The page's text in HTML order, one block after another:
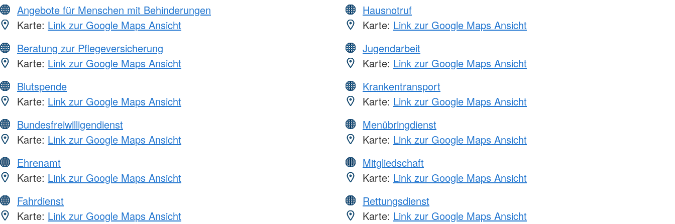
Angebote für Menschen mit Behinderungen
Karte: Link zur Google Maps Ansicht
Beratung zur Pflegeversicherung
Karte: Link zur Google Maps Ansicht
Blutspende
Karte: Link zur Google Maps Ansicht
Bundesfreiwilligendienst
Karte: Link zur Google Maps Ansicht
Ehrenamt
Karte: Link zur Google Maps Ansicht
Fahrdienst
Karte: Link zur Google Maps Ansicht
Hausnotruf
Karte: Link zur Google Maps Ansicht
Jugendarbeit
Karte: Link zur Google Maps Ansicht
Krankentransport
Karte: Link zur Google Maps Ansicht
Menübringdienst
Karte: Link zur Google Maps Ansicht
Mitgliedschaft
Karte: Link zur Google Maps Ansicht
Rettungsdienst
Karte: Link zur Google Maps Ansicht